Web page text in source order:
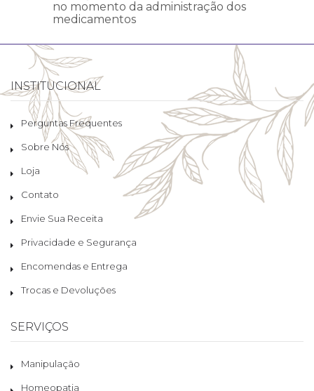
no momento da administração dos
medicamentos
INSTITUCIONAL
Perguntas Frequentes
Sobre Nós
Loja
Contato
Envie Sua Receita
Privacidade e Segurança
Encomendas e Entrega
Trocas e Devoluções
SERVIÇOS
Manipulação
Homeopatia